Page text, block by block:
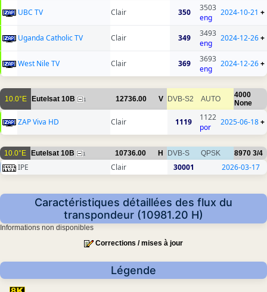
UBC TV Clair 350
3503
eng
2024-10-21 +
Uganda Catholic TV Clair 349
3493
eng
2024-12-26+
West Nile TV Clair 369
3693
eng
2024-12-26+
10.0°E Eutelsat 10B 1 12736.00 V DVB-S2 AUTO
4000
None
ZAP Viva HD Clair 1119
1122
por
2025-06-18+
10.0°E Eutelsat 10B 1 10736.00 H DVB-S QPSK 8970 3/4
IPE Clair 30001 2026-03-17
Caractéristiques détaillées des flux du
transpondeur (10981.20 H)
Informations non disponibles
Corrections / mises à jour
Légende